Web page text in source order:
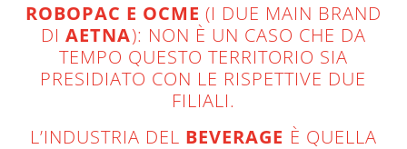
ROBOPAC E OCME (I DUE MAIN BRAND
DIAETNA): NON È UN CASO CHE DA
TEMPO QUESTO TERRITORIO SIA
PRESIDIATO CON LE RISPETTIVE DUE
FILIALI.
L’INDUSTRIA DEL BEVERAGE È QUELLA